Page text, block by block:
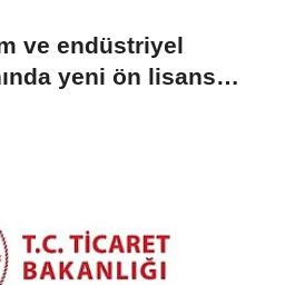
ve endüstriyel
yeni ön lisans